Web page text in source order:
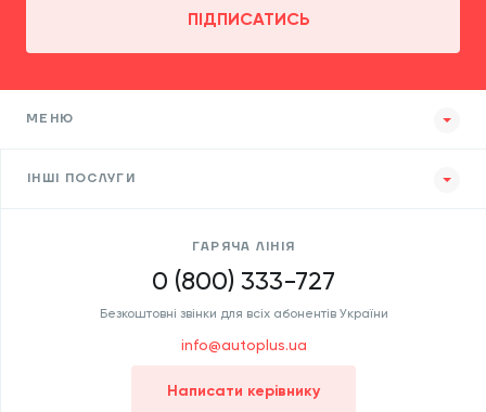
ПІДПИСАТИСЬ
МЕНЮ
ІНШІ ПОСЛУГИ
ГАРЯЧА ЛІНІЯ
0 (800) 333-727
Безкоштовні звінки для всіх абонентів України
info@autoplus.ua
Написати керівнику